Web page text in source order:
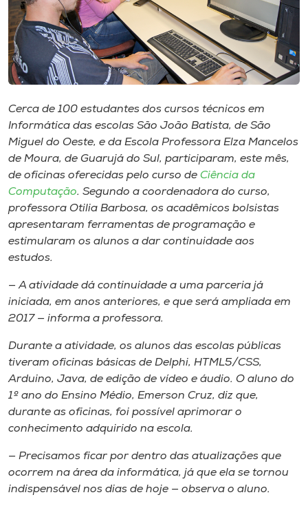
Museu
Unoesc
Selecione
A+
A-
Cerca de 100 estudantes dos cursos técnicos em
Informática das escolas São João Batista, de São
Miguel do Oeste, e da Escola Professora Elza Mancelos
de Moura, de Guarujá do Sul, participaram, este mês,
de oficinas oferecidas pelo curso de Ciência da
Computação. Segundo a coordenadora do curso,
professora Otilia Barbosa, os acadêmicos bolsistas
apresentaram ferramentas de programação e
estimularam os alunos a dar continuidade aos
estudos.
— A atividade dá continuidade a uma parceria já
iniciada, em anos anteriores, e que será ampliada em
2017 — informa a professora.
Durante a atividade, os alunos das escolas públicas
tiveram oficinas básicas de Delphi, HTML5/CSS,
Arduino, Java, de edição de vídeo e áudio. O aluno do
1º ano do Ensino Médio, Emerson Cruz, diz que,
durante as oficinas, foi possível aprimorar o
conhecimento adquirido na escola.
— Precisamos ficar por dentro das atualizações que
ocorrem na área da informática, já que ela se tornou
indispensável nos dias de hoje — observa o aluno.